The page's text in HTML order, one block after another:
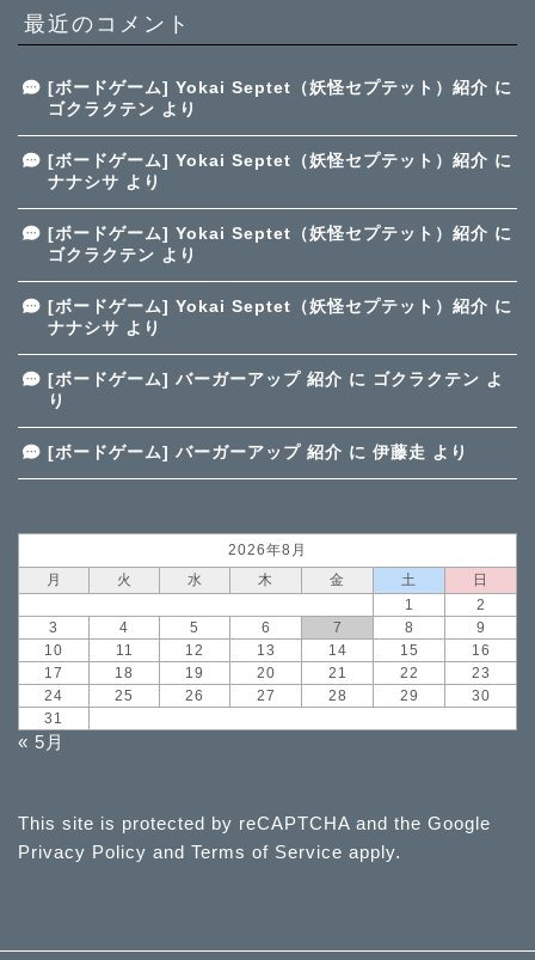
最近のコメント
[ボードゲーム] Yokai Septet（妖怪セプテット）紹介 に
ゴクラクテン より
[ボードゲーム] Yokai Septet（妖怪セプテット）紹介 に
ナナシサ より
[ボードゲーム] Yokai Septet（妖怪セプテット）紹介 に
ゴクラクテン より
[ボードゲーム] Yokai Septet（妖怪セプテット）紹介 に
ナナシサ より
[ボードゲーム] バーガーアップ 紹介 に ゴクラクテン よ
り
[ボードゲーム] バーガーアップ 紹介 に 伊藤走 より
2026年8月
月
火 水 木 金 土
日
1
2
3
4 5 6 7 8
9
10
11 12 13 14 15
16
17
18 19 20 21 22
23
24
25 26 27 28 29
30
31
« 5月
This site is protected by reCAPTCHA and the Google
Privacy Policy and Terms of Service apply.